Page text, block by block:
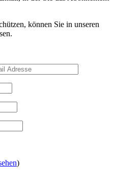
können Sie in unseren
)